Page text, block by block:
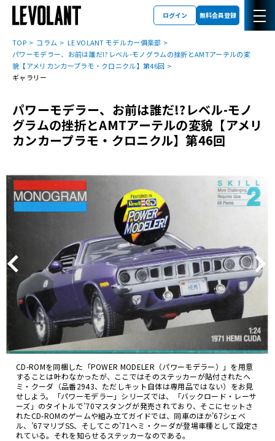
ログイン 無料会員登録
TOP コラム
LE VOLANT モデルカー俱楽部
パワーモデラー、お前は誰だ!?レベル-モノグラムの挫折とAMTアーテルの変
貌【アメリカンカープラモ・クロニクル】第46回
ギャラリー
パワーモデラー、お前は誰だ!?レベル-モノ
グラムの挫折とAMTアーテルの変貌【アメリ
カンカープラモ・クロニクル】第46回
CD-ROMを同梱した「POWER MODELER（パワーモデラー）」を用意
することは叶わなかったが、ここではそのステッカーが貼付されたヘ
ミ・クーダ（品番2943、ただしキット自体は専用品ではない）をお見
せしよう。「パワーモデラー」シリーズでは、「バックロード・レーサ
ーズ」のタイトルで’70マスタングが発売されており、そこにセットさ
れたCD-ROMのゲームや組み立てガイドでは、同車のほか’67シェベ
ル、’67マリブSS、そしてこの’71ヘミ・クーダが登場車種として設定さ
れている。それを知らせるステッカーなのである。